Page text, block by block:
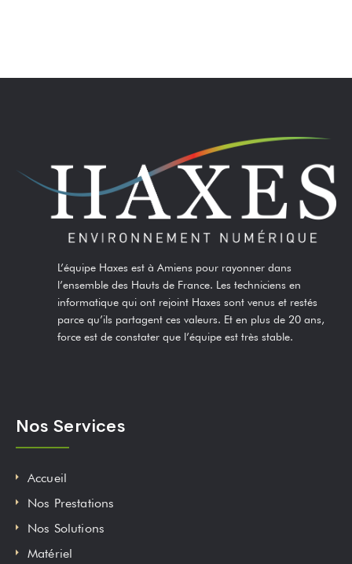
L’équipe Haxes est à Amiens pour rayonner dans
l’ensemble des Hauts de France. Les techniciens en
informatique qui ont rejoint Haxes sont venus et restés
parce qu’ils partagent ces valeurs. Et en plus de 20 ans,
force est de constater que l’équipe est très stable.
Nos Services
Accueil
Nos Prestations
Nos Solutions
Matériel